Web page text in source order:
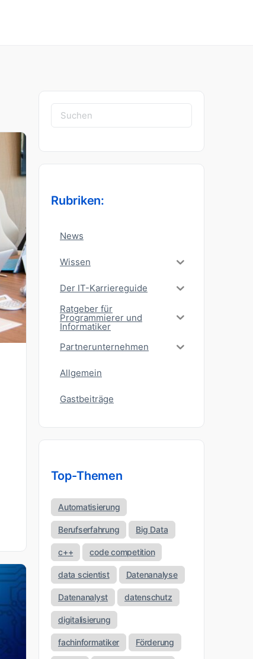
Suchen
nach:
Rubriken:
News
Wissen
Der IT-Karriereguide
Ratgeber für
Programmierer und
Informatiker
Partnerunternehmen
Allgemein
Gastbeiträge
Top-Themen
Automatisierung
Berufserfahrung Big Data
c++ code competition
data scientist Datenanalyse
Datenanalyst datenschutz
digitalisierung
fachinformatiker Förderung